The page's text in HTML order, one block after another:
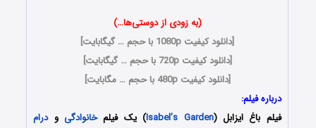
(به زودی از دوستی‌ها…)
[دانلود کیفیت 1080p با حجم … گیگابایت
]
[دانلود کیفیت 720p با حجم … گیگابایت
]
[دانلود کیفیت 480p با حجم … مگابایت
]
درباره فیلم:
فیلم باغ ایزابل (Isabel’s Garden) یک فیلمخانوادگیودرام